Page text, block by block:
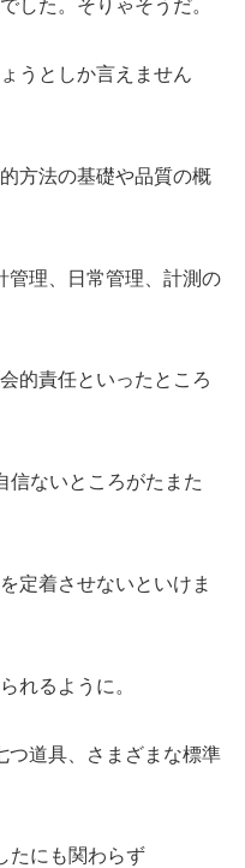
した。そりゃそうだ。
うとしか言えません
方法の基礎や品質の概
管理、日常管理、計測の
的責任といったところ
信ないところがたまた
定着させないといけま
れるように。
つ道具、さまざまな標準
たにも関わらず